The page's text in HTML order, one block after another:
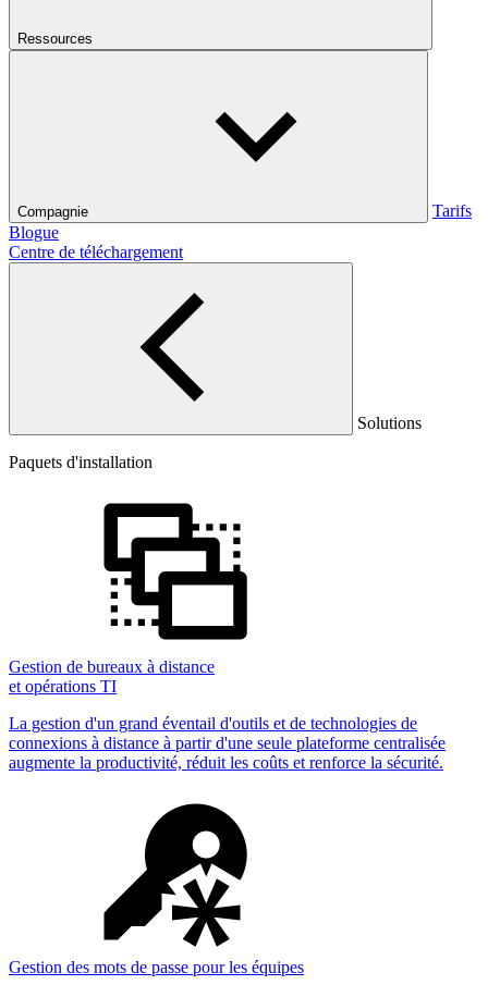
Ressources
Compagnie
Tarifs
Blogue
Centre de téléchargement
Solutions
Paquets d'installation
Gestion de bureaux à distance
et opérations TI
La gestion d'un grand éventail d'outils et de technologies de
connexions à distance à partir d'une seule plateforme centralisée
augmente la productivité, réduit les coûts et renforce la sécurité.
Gestion des mots de passe pour les équipes